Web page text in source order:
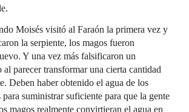
Moisés visitó al Faraón la primera vez y
la serpiente, los magos fueron
Y una vez más falsificaron un
parecer transformar una cierta cantidad
Deben haber obtenido el agua de los
para suministrar suficiente para que la gente
magos realmente convirtieran el agua en